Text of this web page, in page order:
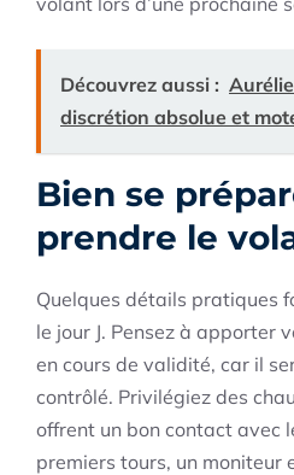
Découvrez aussi :
discrétion absolue et
Bien se
prendre le
Quelques détails pratiques
le jour J. Pensez à apporter
en cours de validité, car il
contrôlé. Privilégiez des
offrent un bon contact avec
premiers tours, un moniteur